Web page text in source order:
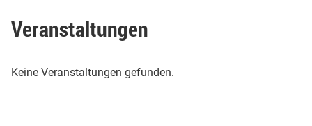
Veranstaltungen
Keine Veranstaltungen gefunden.